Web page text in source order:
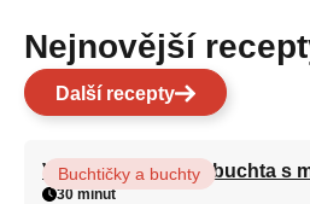
Nejnovější
Další recepty
Vláčná olejová litá buchta s
Buchtičky a buchty
30 minut